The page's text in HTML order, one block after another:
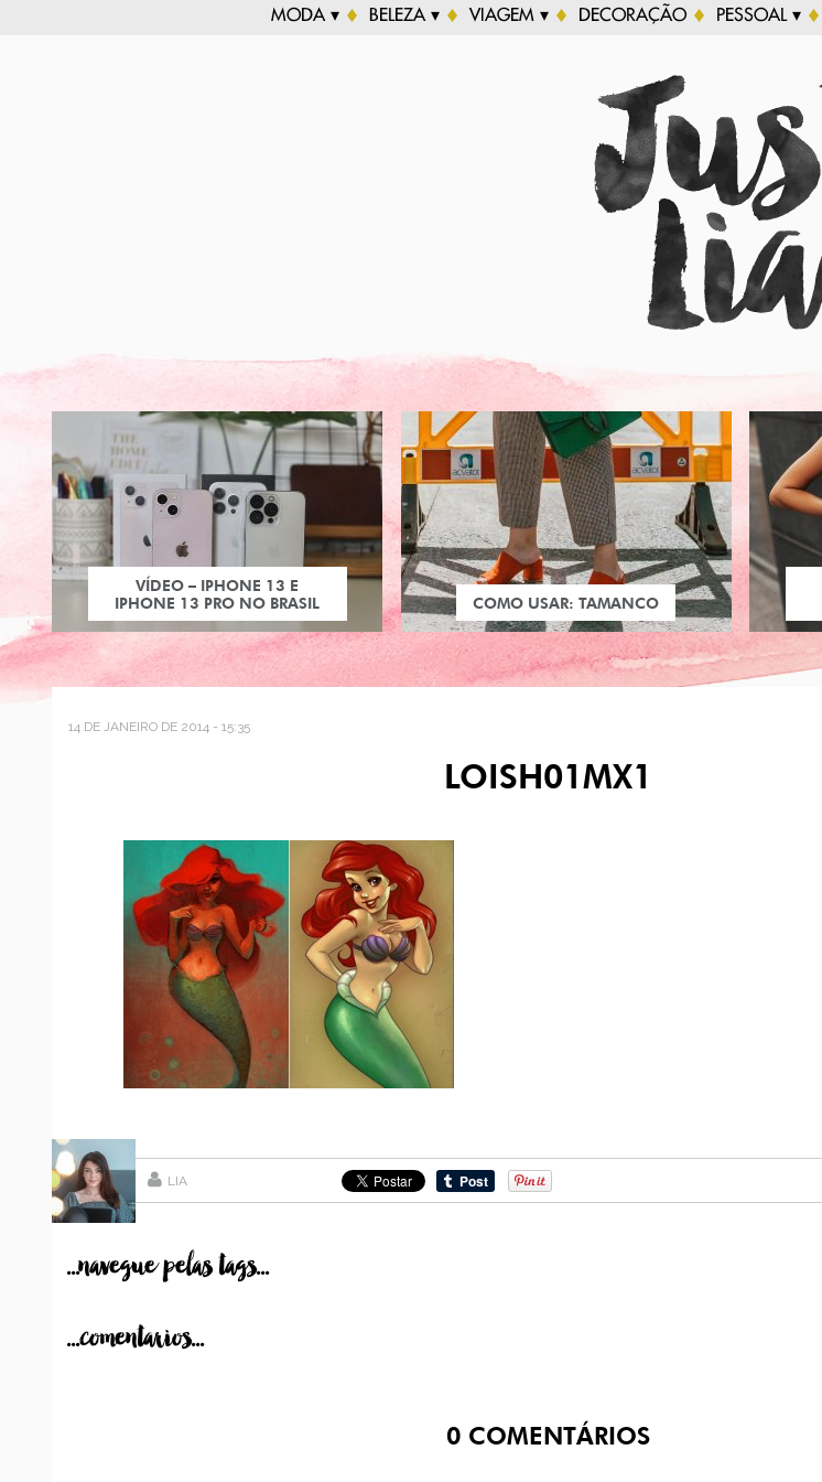
MODA ▾ BELEZA ▾ VIAGEM ▾ DECORAÇÃO PESSOAL ▾
VÍDEO – IPHONE 13 E
IPHONE 13 PRO NO BRASIL
COMO USAR: TAMANCO
14 DE JANEIRO DE 2014 - 15:35
LOISH01MX1
LIA
...navegue pelas tags...
...comentarios...
0COMENTÁRIOS